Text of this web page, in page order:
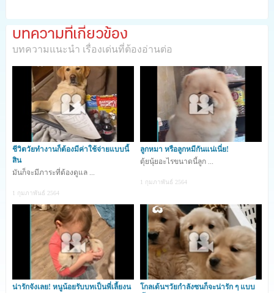
บทความที่เกี่ยวข้อง
บทความแนะนำ เรื่องเด่นที่ต้องอ่านต่อ
ชีวิตวัยทำงานก็ต้องมีค่าใช้จ่ายแบบนี้
สิน
มันก็จะมีภาระที่ต้องดูแล ...
1 กุมภาพันธ์ 2564
ลูกหมา หรือลูกหมีกันแน่เนี่ย!
ตุ้ยนุ้ยอะไรขนาดนี้ลูก ...
1 กุมภาพันธ์ 2564
น่ารักจังเลย! หนูน้อยรับบทเป็นพี่เลี้ยงน
โกลเด้นฯวัยกำลังซนก็จะน่ารัก ๆ แบบ